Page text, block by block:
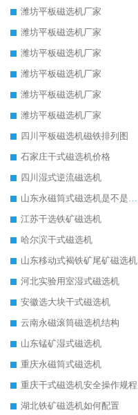
潍坊平板磁选机厂家
潍坊平板磁选机厂家
潍坊平板磁选机厂家
潍坊平板磁选机厂家
潍坊平板磁选机厂家
潍坊平板磁选机厂家
四川平板磁选机磁铁排列图
石家庄干式磁选机价格
四川湿式逆流磁选机
山东永磁筒式磁选机是不是强磁
江苏干选铁矿磁选机
哈尔滨干式磁选机
山东移动式褐铁矿尾矿磁选机
河北实验用室湿式磁选机
安徽选大块干式磁选机
云南永磁滚筒磁选机结构
山东锰矿湿式磁选机
重庆永磁筒式磁选机
重庆干式磁选机安全操作规程
湖北铁矿磁选机如何配置